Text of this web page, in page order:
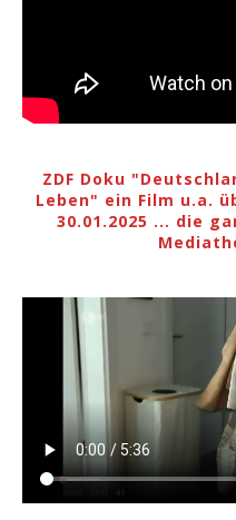
ZDF Doku
Leben" ein Film u.a.
30.01.2025 ... die